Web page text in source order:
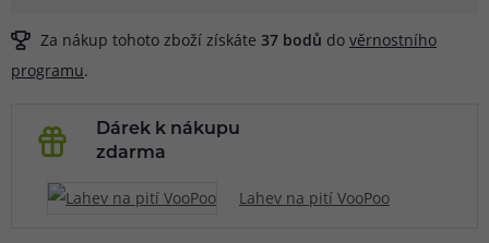
Za nákup tohoto zboží získáte 37 bodů do věrnostního
programu.
Dárek k nákupu
zdarma
Lahev na pití VooPoo